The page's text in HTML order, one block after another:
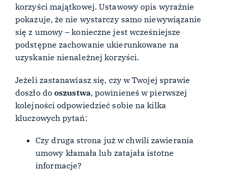
korzyści majątkowej. Ustawowy opis wyraźnie
pokazuje, że nie wystarczy samo niewywiązanie
się z umowy – konieczne jest wcześniejsze
podstępne zachowanie ukierunkowane na
uzyskanie nienależnej korzyści.
Jeżeli zastanawiasz się, czy w Twojej sprawie
doszło do oszustwa, powinieneś w pierwszej
kolejności odpowiedzieć sobie na kilka
kluczowych pytań:
Czy druga strona już w chwili zawierania
umowy kłamała lub zatajała istotne
informacje?